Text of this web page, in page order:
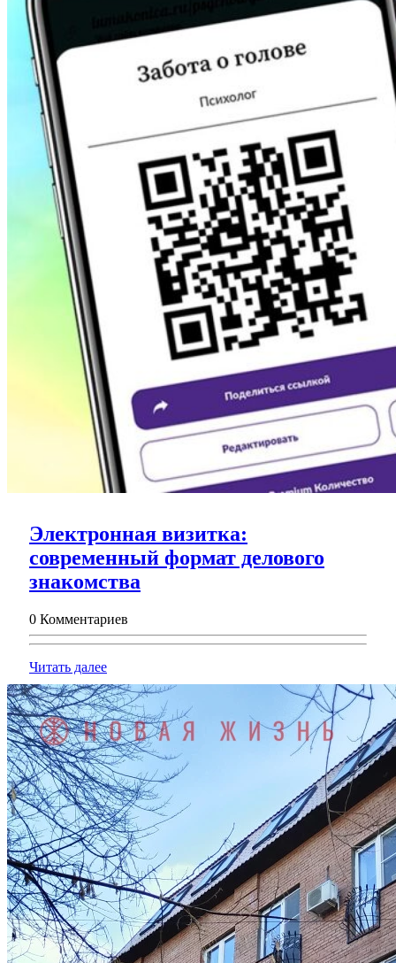
Электронная визитка:
современный формат делового
знакомства
современный
знакомства
0 Комментариев
Читать далееЧитать
далее